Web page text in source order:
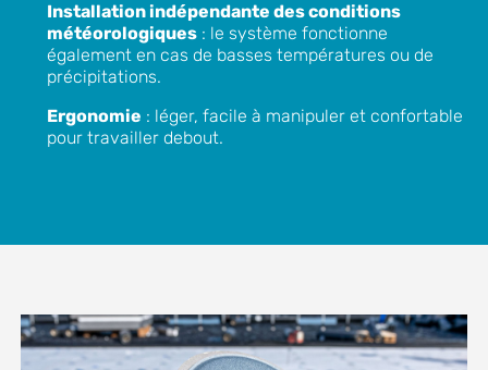
Installation indépendante des conditions
météorologiques: le système fonctionne
également en cas de basses températures ou de
précipitations.
Ergonomie : léger, facile à manipuler et confortable
pour travailler debout.